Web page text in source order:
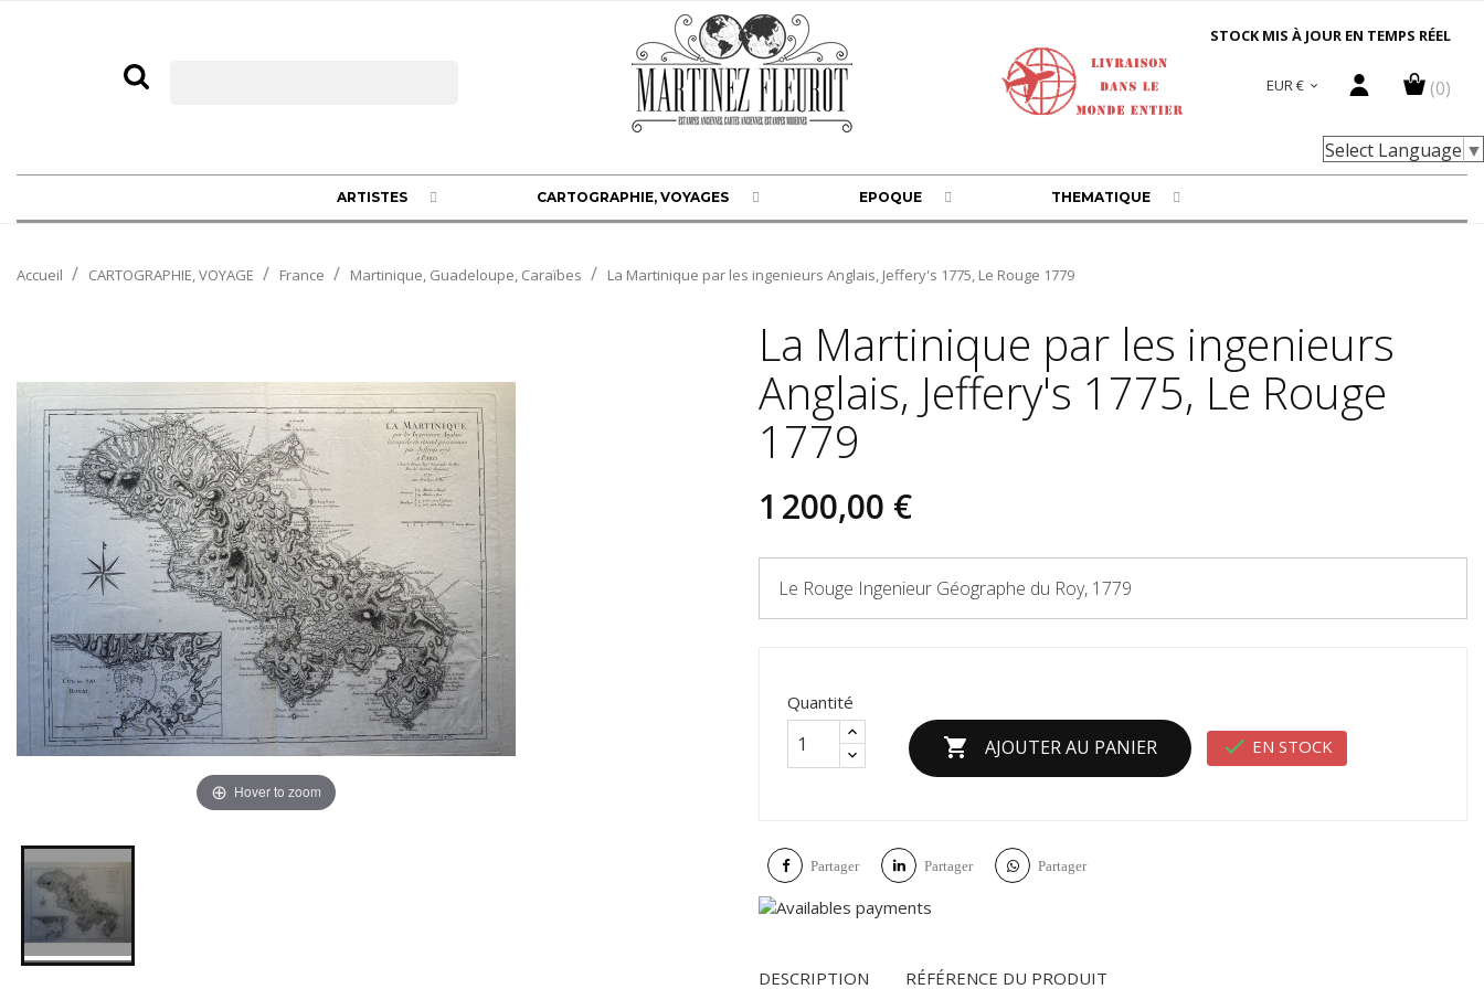
STOCK MIS À JOUR EN TEMPS RÉEL
(0)
EUR € 
Select Language ▼
ARTISTES CARTOGRAPHIE, VOYAGES EPOQUE THEMATIQUE
Accueil CARTOGRAPHIE, VOYAGE France Martinique, Guadeloupe, Caraïbes La Martinique par les ingenieurs Anglais, Jeffery's 1775, Le Rouge 1779
Hover to zoom
La Martinique par les ingenieurs
Anglais, Jeffery's 1775, Le Rouge
1779
1 200,00 €
Le Rouge Ingenieur Géographe du Roy, 1779
Quantité
 AJOUTER AU PANIER  EN STOCK
Partager Partager Partager
DESCRIPTION RÉFÉRENCE DU PRODUIT